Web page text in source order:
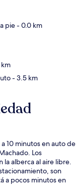
pie- 0.0 km
km
- 3.5 km
10 minutos en auto de
Los
alberca al aire libre.
son
a pocos minutos en